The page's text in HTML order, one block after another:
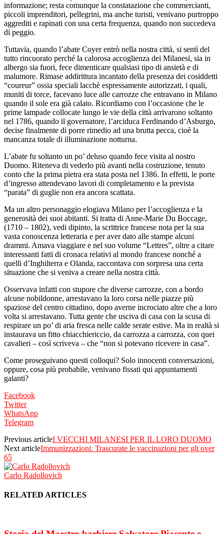
informazione; resta comunque la constatazione che commercianti,
piccoli imprenditori, pellegrini, ma anche turisti, venivano purtroppo
aggrediti e rapinati con una certa frequenza, quando non succedeva
di peggio.
Tuttavia, quando l’abate Coyer entrò nella nostra città, si sentì del
tutto rincuorato perché la calorosa accoglienza dei Milanesi, sia in
albergo sia fuori, fece dimenticare qualsiasi tipo di ansietà e di
malumore. Rimase addirittura incantato della presenza dei cosiddetti
“coureur” ossia speciali lacchè espressamente autorizzati, i quali,
muniti di torce, facevano luce alle carrozze che entravano in Milano
quando il sole era già calato. Ricordiamo con l’occasione che le
prime lampade collocate lungo le vie della città arrivarono soltanto
nel 1786, quando il governatore, l’arciduca Ferdinando d’Asburgo,
decise finalmente di porre rimedio ad una brutta pecca, cioè la
mancanza totale di illuminazione notturna.
L’abate fu soltanto un po’ deluso quando fece visita al nostro
Duomo. Riteneva di vederlo più avanti nella costruzione, tenuto
conto che la prima pietra era stata posta nel 1386. In effetti, le porte
d’ingresso attendevano lavori di completamento e la prevista
“parata” di guglie non era ancora scattata.
Ma un altro personaggio elogiava Milano per l’accoglienza e la
generosità dei suoi abitanti. Si tratta di Anne-Marie Du Boccage,
(1710 – 1802), vedi dipinto, la scrittrice francese nota per la sua
vasta conoscenza letteraria e per aver dato alle stampe alcuni
drammi. Amava viaggiare e nel suo volume “Lettres”, oltre a citare
interessanti fatti di cronaca relativi al mondo francese nonché a
quelli d’Inghilterra e Olanda, raccontava con sorpresa una certa
situazione che si veniva a creare nella nostra città.
Osservava infatti con stupore che diverse carrozze, con a bordo
alcune nobildonne, arrestavano la loro corsa nelle piazze più
spaziose del centro cittadino, dopo averne incrociato altre che a loro
volta si arrestavano. Tutta gente che usciva di casa con la scusa di
respirare un po’ di aria fresca nelle calde serate estive. Ma in realtà si
instaurava un fitto chiacchiericcio, da carrozza a carrozza, con quei
cavalieri – così scriveva – che “non si potevano ricevere in casa”.
Come proseguivano questi colloqui? Solo innocenti conversazioni,
oppure, cosa più probabile, venivano fissati qui appuntamenti
galanti?
Facebook
Twitter
WhatsApp
Telegram
Previous articleI VECCHI MILANESI PER IL LORO DUOMO
Next articleImmunizzazioni. Trascurate le vaccinazioni per gli over
65
Carlo Radollovich
RELATED ARTICLES